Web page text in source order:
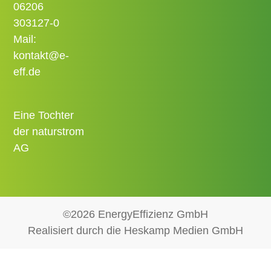
06206
303127-0
Mail:
kontakt@e-
eff.de
Eine Tochter
der naturstrom
AG
©2026 EnergyEffizienz GmbH
Realisiert durch die Heskamp Medien GmbH